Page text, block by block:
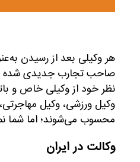
هر وکیلی بعد از رسیدن
صاحب تجارب جدیدی شده و
نظر خود از وکیلی خاص و
وکیل ورزشی، وکیل
محسوب می‌شوند؛ اما شما
وکالت در ایران